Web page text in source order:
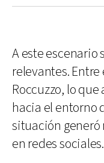
A este escenario
relevantes.
Roccuzzo, lo
hacia el entorno
situación
en redes sociales.